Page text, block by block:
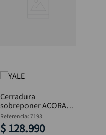
Cerradura
sobreponer ACORAZ
107S I doble pasador
YALE
Referencia: 7193
$ 128.990